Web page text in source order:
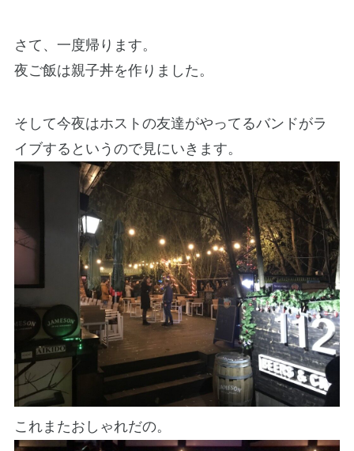
さて、一度帰ります。
夜ご飯は親子丼を作りました。
そして今夜はホストの友達がやってるバンドがラ
イブするというので見にいきます。
これまたおしゃれだの。